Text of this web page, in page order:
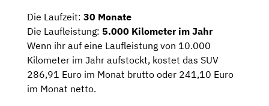
Die Laufzeit: 30 Monate
Die Laufleistung: 5.000 Kilometer im Jahr
Wenn ihr auf eine Laufleistung von 10.000
Kilometer im Jahr aufstockt, kostet das SUV
286,91 Euro im Monat brutto oder 241,10 Euro
im Monat netto.